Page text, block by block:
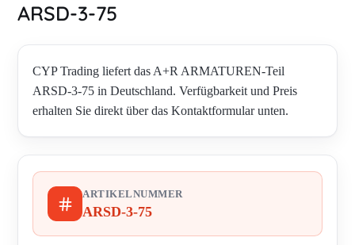
ARSD-3-75
CYP Trading liefert das A+R ARMATUREN-Teil
ARSD-3-75 in Deutschland. Verfügbarkeit und Preis
erhalten Sie direkt über das Kontaktformular unten.
ARTIKELNUMMER
ARSD-3-75